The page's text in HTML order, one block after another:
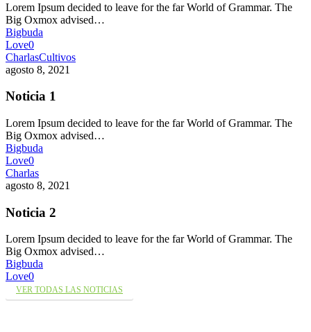
Lorem Ipsum decided to leave for the far World of Grammar. The
Big Oxmox advised…
Bigbuda
Love0
CharlasCultivos
agosto 8, 2021
Noticia 1
Lorem Ipsum decided to leave for the far World of Grammar. The
Big Oxmox advised…
Bigbuda
Love0
Charlas
agosto 8, 2021
Noticia 2
Lorem Ipsum decided to leave for the far World of Grammar. The
Big Oxmox advised…
Bigbuda
Love0
VER TODAS LAS NOTICIAS